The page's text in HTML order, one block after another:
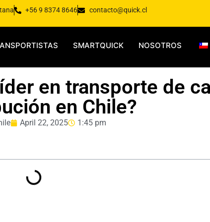
+56 9 8374 8646 contacto@quick.cl
SMARTQUICK NOSOTROS
en transporte de
en Chile?
April 22, 2025 1:45 pm